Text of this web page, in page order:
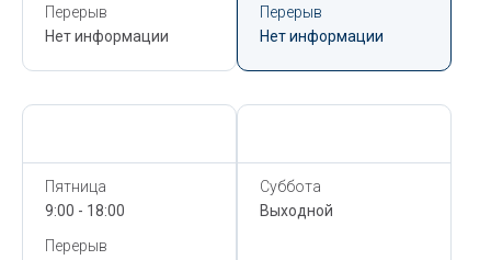
Перерыв
Нет информации
Перерыв
Нет информации
Пятница
9:00 - 18:00
Перерыв
Суббота
Выходной